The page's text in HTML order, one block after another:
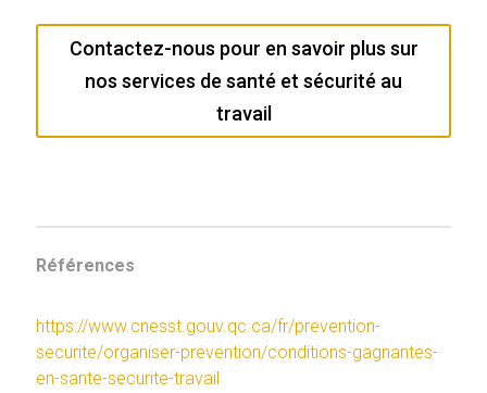
Contactez-nous pour en savoir plus sur
nos services de santé et sécurité au
travail
Références
https://www.cnesst.gouv.qc.ca/fr/prevention-
securite/organiser-prevention/conditions-gagnantes-
en-sante-securite-travail